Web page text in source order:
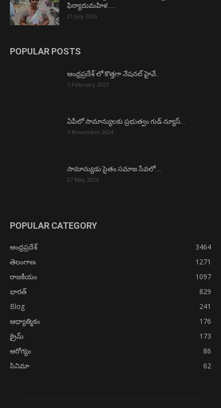
ఫిర్యాదుమహిళ…..
21 July 2026
POPULAR POSTS
ఆంధ్రప్రదేశ్ లో కొత్తగా నేషనల్ హైవే..
5 February 2025
ఏపీలో సామాన్యులకు ప్రభుత్వం గుడ్ న్యూస్…
5 November 2024
సామాన్యుడు సైతం సమాజ సేవలో….
27 May 2024
POPULAR CATEGORY
ఆంధ్రప్రదేశ్
3464
తెలంగాణ
1271
రాజకీయం
1097
భారత్
829
Blog
241
ఆధ్యాత్మికం
176
క్రైమ్
173
ఆరోగ్యం
86
సినిమా
62